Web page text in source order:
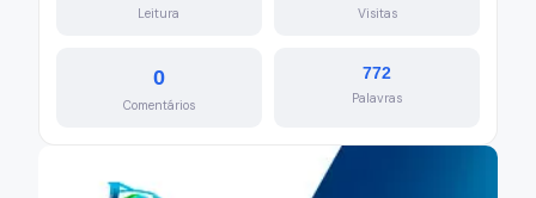
Leitura Visitas
0
Comentários
772
Palavras